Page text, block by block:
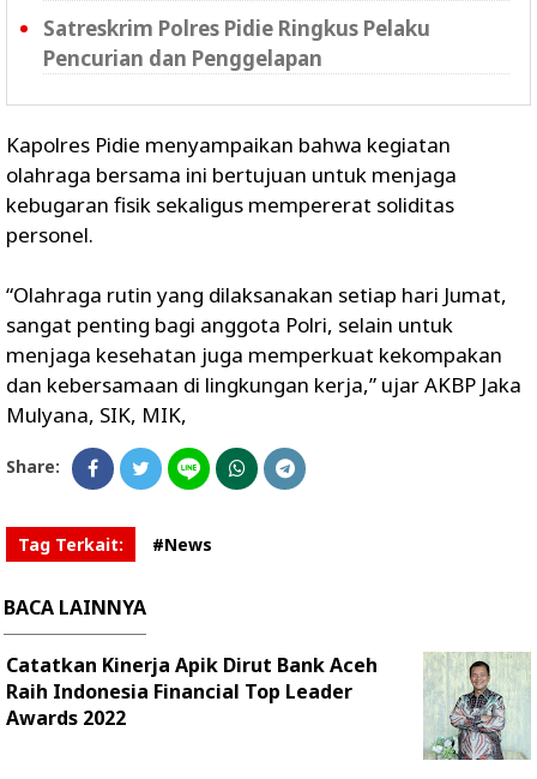
Satreskrim Polres Pidie Ringkus Pelaku
Pencurian dan Penggelapan
Kapolres Pidie menyampaikan bahwa kegiatan
olahraga bersama ini bertujuan untuk menjaga
kebugaran fisik sekaligus mempererat soliditas
personel.
“Olahraga rutin yang dilaksanakan setiap hari Jumat,
sangat penting bagi anggota Polri, selain untuk
menjaga kesehatan juga memperkuat kekompakan
dan kebersamaan di lingkungan kerja,” ujar AKBP Jaka
Mulyana, SIK, MIK,
Share:
Tag Terkait: #News
BACA LAINNYA
Catatkan Kinerja Apik Dirut Bank Aceh
Raih Indonesia Financial Top Leader
Awards 2022